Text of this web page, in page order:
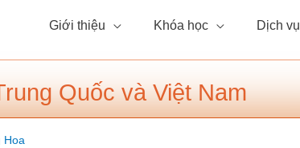
Giới thiệu Khóa học Dịch vụ
Quốc và Việt Nam
Hoa